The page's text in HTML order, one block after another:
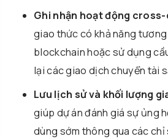
Ghi nhận hoạt động
giao thức có khả năng
blockchain hoặc sử dụng
lại các giao dịch chuyển tài
Lưu lịch sử và khối lượng
giúp dự án đánh giá sự ủng
dùng sớm thông qua các chỉ